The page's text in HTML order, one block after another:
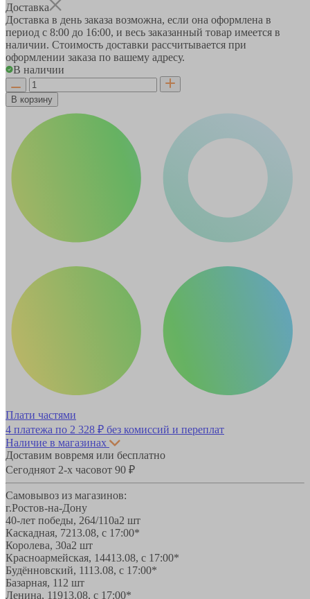
Доставка
Доставка в день заказа возможна, если она оформлена в
период с 8:00 до 16:00, и весь заказанный товар имеется в
наличии. Стоимость доставки рассчитывается при
оформлении заказа по вашему адресу.
В наличии
В корзину
Плати частями
4 платежа по 2 328 ₽ без комиссий и переплат
Наличие в магазинах
Доставим вовремя или бесплатно
Сегодняот 2-х часовот 90 ₽
Самовывоз из магазинов:
г.Ростов-на-Дону
40-лет победы, 264/110а2 шт
Каскадная, 7213.08, с 17:00*
Королева, 30а2 шт
Красноармейская, 14413.08, с 17:00*
Будённовский, 1113.08, с 17:00*
Базарная, 11 2 шт
Ленина, 11913.08, с 17:00*